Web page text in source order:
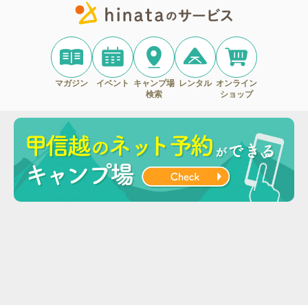
マガジン イベント
キャンプ場
検索
レンタル オンライン
ショップ